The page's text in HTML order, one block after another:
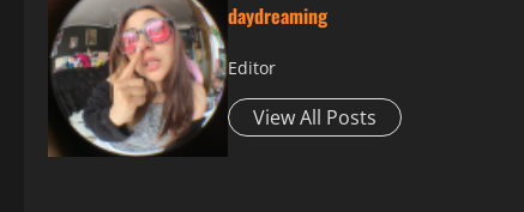
daydreaming
Editor
View All Posts